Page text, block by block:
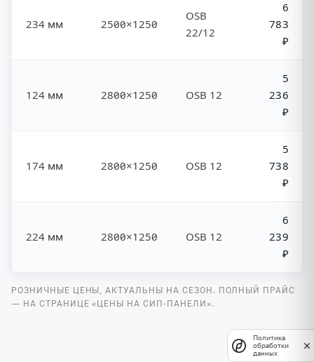
234 мм 2500×1250
OSB
22/12
6
783
₽
124 мм 2800×1250 OSB 12
5
236
₽
174 мм 2800×1250 OSB 12
5
738
₽
224 мм 2800×1250 OSB 12
6
239
₽
РОЗНИЧНЫЕ ЦЕНЫ, АКТУАЛЬНЫ НА СЕЗОН. ПОЛНЫЙ ПРАЙС
— НА СТРАНИЦЕ «ЦЕНЫ НА СИП-ПАНЕЛИ».
Политика
обработки
данных